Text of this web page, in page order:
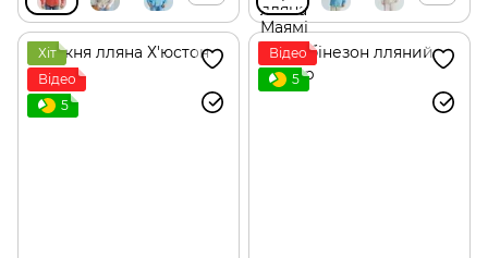
Хіт
Відео
5
Відео
5